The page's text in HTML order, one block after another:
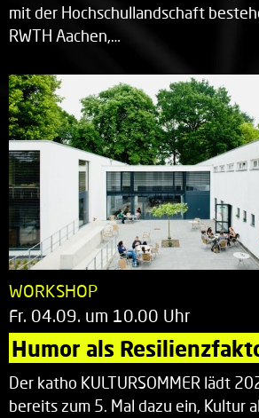
mit der Hochschullandschaft
RWTH Aachen,…
WORKSHOP
Fr. 04.09. um 10.00 Uhr
Humor als
Der katho KULTURSOMMER lädt
bereits zum 5. Mal dazu ein, Kultur